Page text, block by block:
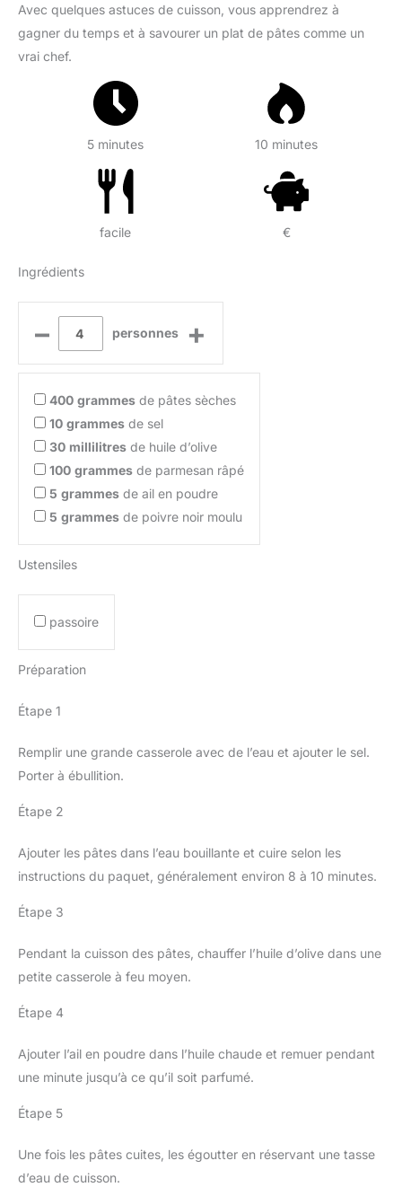
Avec quelques astuces de cuisson, vous apprendrez à
gagner du temps et à savourer un plat de pâtes comme un
vrai chef.
5 minutes 10 minutes
facile €
Ingrédients
– personnes +
400 grammes de pâtes sèches
10 grammes de sel
30 millilitres de huile d’olive
100 grammes de parmesan râpé
5 grammes de ail en poudre
5 grammes de poivre noir moulu
Ustensiles
passoire
Préparation
Étape 1
Remplir une grande casserole avec de l’eau et ajouter le sel.
Porter à ébullition.
Étape 2
Ajouter les pâtes dans l’eau bouillante et cuire selon les
instructions du paquet, généralement environ 8 à 10 minutes.
Étape 3
Pendant la cuisson des pâtes, chauffer l’huile d’olive dans une
petite casserole à feu moyen.
Étape 4
Ajouter l’ail en poudre dans l’huile chaude et remuer pendant
une minute jusqu’à ce qu’il soit parfumé.
Étape 5
Une fois les pâtes cuites, les égoutter en réservant une tasse
d’eau de cuisson.